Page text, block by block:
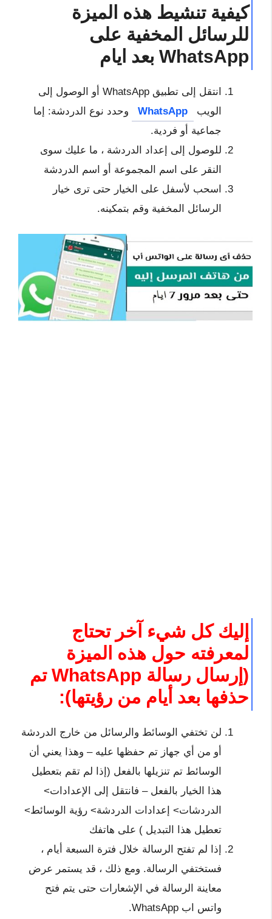
كيفية تنشيط هذه الميزة
للرسائل المخفية على
WhatsApp بعد ايام
انتقل إلى تطبيق WhatsApp أو الوصول إلى
الويب
WhatsApp
وحدد نوع الدردشة: إما
جماعية أو فردية.
للوصول إلى إعداد الدردشة ، ما عليك سوى
النقر على اسم المجموعة أو اسم الدردشة
اسحب لأسفل على الخيار حتى ترى خيار
الرسائل المخفية وقم بتمكينه.
إليك كل شيء آخر تحتاج
لمعرفته حول هذه الميزة
(إرسال رسالة WhatsApp تم
حذفها بعد أيام من رؤيتها):
لن تختفي الوسائط والرسائل من خارج الدردشة
أو من أي جهاز تم حفظها عليه – وهذا يعني أن
الوسائط تم تنزيلها بالفعل (إذا لم تقم بتعطيل
هذا الخيار بالفعل – فانتقل إلى الإعدادات>
الدردشات> إعدادات الدردشة> رؤية الوسائط>
تعطيل هذا التبديل ) على هاتفك
إذا لم تفتح الرسالة خلال فترة السبعة أيام ،
فستختفي الرسالة. ومع ذلك ، قد يستمر عرض
معاينة الرسالة في الإشعارات حتى يتم فتح
واتس اب WhatsApp.